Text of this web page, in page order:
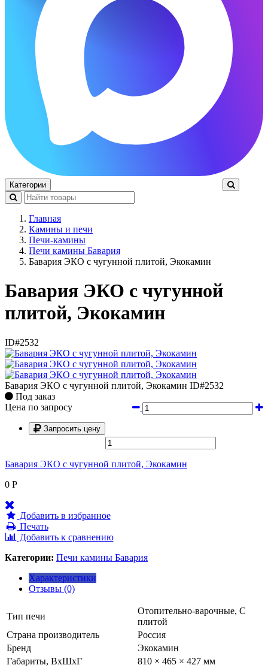
Категории
Главная
Камины и печи
Печи-камины
Печи камины Бавария
Бавария ЭКО с чугунной плитой, Экокамин
Бавария ЭКО с чугунной
плитой, Экокамин
ID#2532
Бавария ЭКО с чугунной плитой, Экокамин ID#2532
Под заказ
Цена по запросу
Запросить цену
Бавария ЭКО с чугунной плитой, Экокамин
0 Р
Добавить в избранное
Печать
Добавить к сравнению
Категории: Печи камины Бавария
Характеристики
Отзывы (0)
Тип печи
Отопительно-варочные, С
плитой
Страна производитель
Россия
Бренд
Экокамин
Габариты, ВхШхГ
810 × 465 × 427 мм